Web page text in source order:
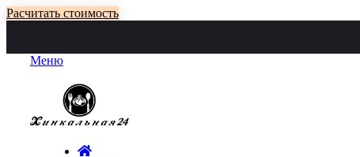
Расчитать стоимость
Меню